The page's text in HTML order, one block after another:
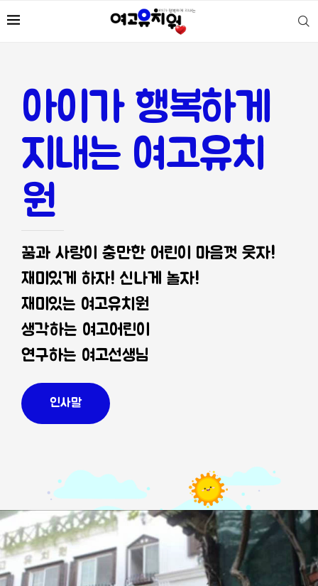
아이가 행복하게
지내는 여고유치
원
꿈과 사랑이 충만한 어린이 마음껏 웃자!
재미있게 하자! 신나게 놀자!
재미있는 여고유치원
생각하는 여고어린이
연구하는 여고선생님
인사말